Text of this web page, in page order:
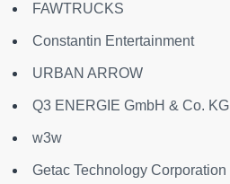
FAWTRUCKS
Constantin Entertainment
URBAN ARROW
Q3 ENERGIE GmbH & Co. KG
w3w
Getac Technology Corporation